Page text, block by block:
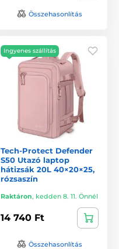
Összehasonlítás
Ingyenes szállítás
Tech-Protect Defender
S50 Utazó laptop
hátizsák 20L 40×20×25,
rózsaszín
Raktáron, kedden 8. 11. Önnél
14 740 Ft
Összehasonlítás